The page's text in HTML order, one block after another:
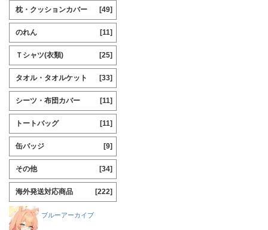
枕・クッションカバー [49]
のれん [11]
Ｔシャツ(衣類) [25]
タオル・タオルケット [33]
シーツ・布団カバー [11]
トートバッグ [11]
缶バッジ [9]
その他 [34]
海外発送対応商品 [222]
ブルーアーカイブ